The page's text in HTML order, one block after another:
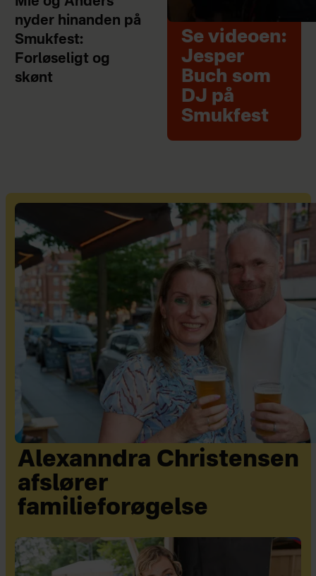
nyder hinanden på
Smukfest:
Forløseligt og
skønt
Se videoen:
Jesper
Buch som
DJ på
Smukfest
Alexanndra Christensen
afslører
familieforøgelse